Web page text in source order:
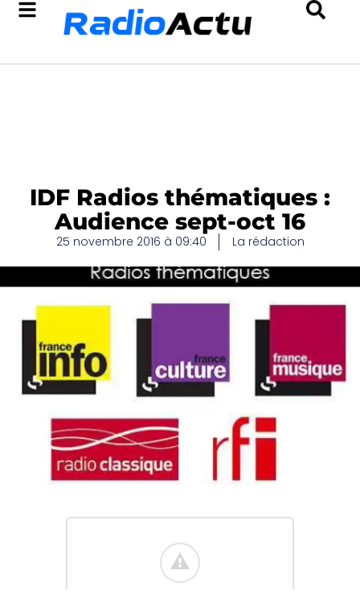
IDF Radios thématiques :
Audience sept-oct 16
25 novembre 2016 à 09:40 La rédaction